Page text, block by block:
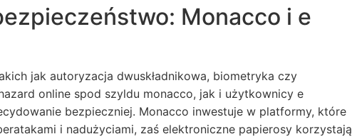
Monacco i e
jak autoryzacja dwuskładnikowa, biometryka czy
online spod szyldu monacco, jak i użytkownicy e
bezpieczniej. Monacco inwestuje w platformy, które
i nadużyciami, zaś elektroniczne papierosy korzystają